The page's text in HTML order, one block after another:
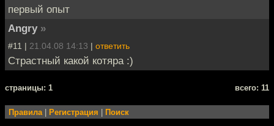
первый опыт
Angry »
#11 | 21.04.08 14:13 | ответить
Страстный какой котяра :)
cтраницы: 1 всего: 11
Правила| Регистрация Поиск